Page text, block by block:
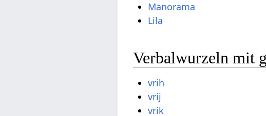
Manorama
Lila
Verbalwurzeln mit
vrih
vrij
vrik